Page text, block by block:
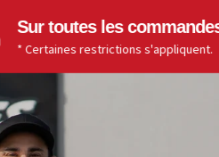
toutes les commandes
restrictions s'appliquent.